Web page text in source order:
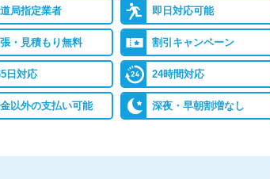
局指定業者 即日対応可能
・見積もり無料 割引キャンペーン
日対応 24時間対応
以外の支払い可能 深夜・早朝割増なし